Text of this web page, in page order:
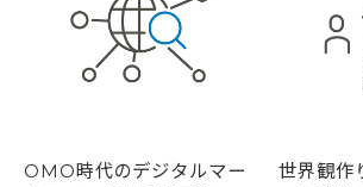
OMO時代のデジタルマー
世界観作